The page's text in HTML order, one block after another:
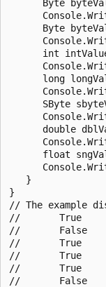
Byte
Byte
int
long
SByte
double
float
   }
}
// The example
//       True
//       False
//       True
//       True
//       True
//       False